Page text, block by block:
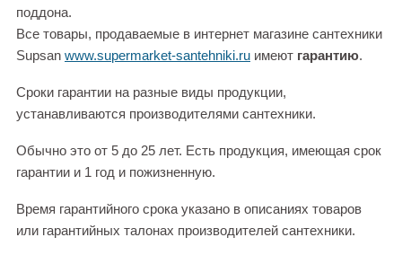
поддона.
Все товары, продаваемые в интернет магазине сантехники
Supsan www.supermarket-santehniki.ru имеют гарантию.
Сроки гарантии на разные виды продукции,
устанавливаются производителями сантехники.
Обычно это от 5 до 25 лет. Есть продукция, имеющая срок
гарантии и 1 год и пожизненную.
Время гарантийного срока указано в описаниях товаров
или гарантийных талонах производителей сантехники.